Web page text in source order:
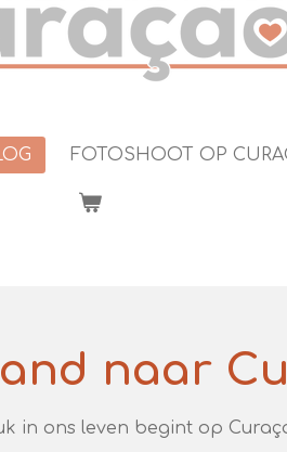
FOTOSHOOT OP
naar
in ons leven begint op